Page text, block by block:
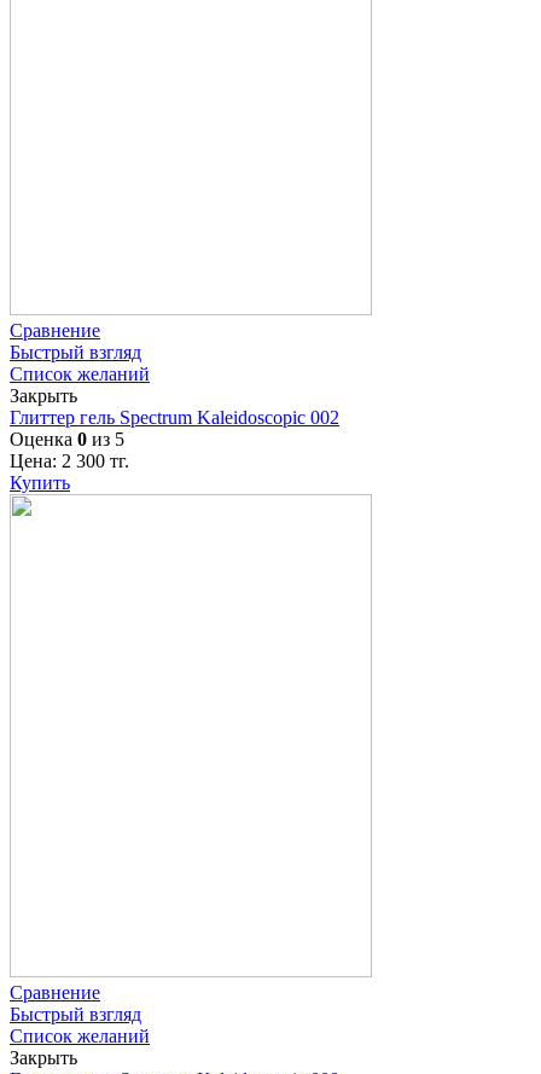
Сравнение
Быстрый взгляд
Список желаний
Закрыть
Глиттер гель Spectrum Kaleidoscopic 002
Оценка 0 из 5
Цена: 2 300 тг.
Купить
Сравнение
Быстрый взгляд
Список желаний
Закрыть